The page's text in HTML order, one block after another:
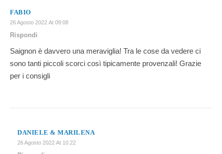
FABIO
26 Agosto 2022 At 09:08
Rispondi
Saignon è davvero una meraviglia! Tra le cose da vedere ci
sono tanti piccoli scorci così tipicamente provenzali! Grazie
per i consigli
DANIELE & MARILENA
26 Agosto 2022 At 10:22